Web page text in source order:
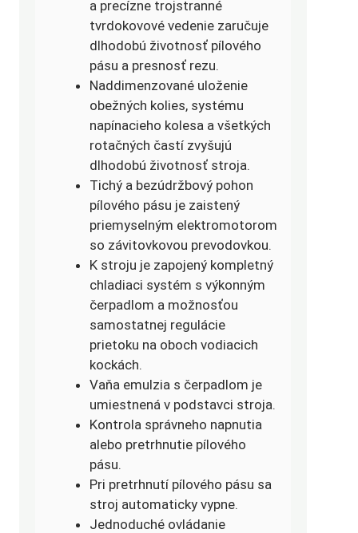
a precízne trojstranné
tvrdokovové vedenie zaručuje
dlhodobú životnosť pílového
pásu a presnosť rezu.
Naddimenzované uloženie
obežných kolies, systému
napínacieho kolesa a všetkých
rotačných častí zvyšujú
dlhodobú životnosť stroja.
Tichý a bezúdržbový pohon
pílového pásu je zaistený
priemyselným elektromotorom
so závitovkovou prevodovkou.
K stroju je zapojený kompletný
chladiaci systém s výkonným
čerpadlom a možnosťou
samostatnej regulácie
prietoku na oboch vodiacich
kockách.
Vaňa emulzia s čerpadlom je
umiestnená v podstavci stroja.
Kontrola správneho napnutia
alebo pretrhnutie pílového
pásu.
Pri pretrhnutí pílového pásu sa
stroj automaticky vypne.
Jednoduché ovládanie